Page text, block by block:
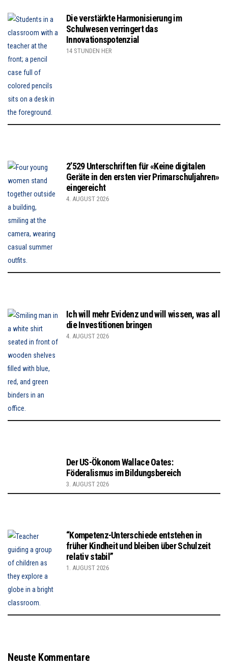
Die verstärkte Harmonisierung im
Schulwesen verringert das
Innovationspotenzial
14 STUNDEN HER
2’529 Unterschriften für «Keine digitalen
Geräte in den ersten vier Primarschuljahren»
eingereicht
4. AUGUST 2026
Ich will mehr Evidenz und will wissen, was all
die Investitionen bringen
4. AUGUST 2026
Der US-Ökonom Wallace Oates:
Föderalismus im Bildungsbereich
3. AUGUST 2026
“Kompetenz-Unterschiede entstehen in
früher Kindheit und bleiben über Schulzeit
relativ stabil”
1. AUGUST 2026
Neuste Kommentare